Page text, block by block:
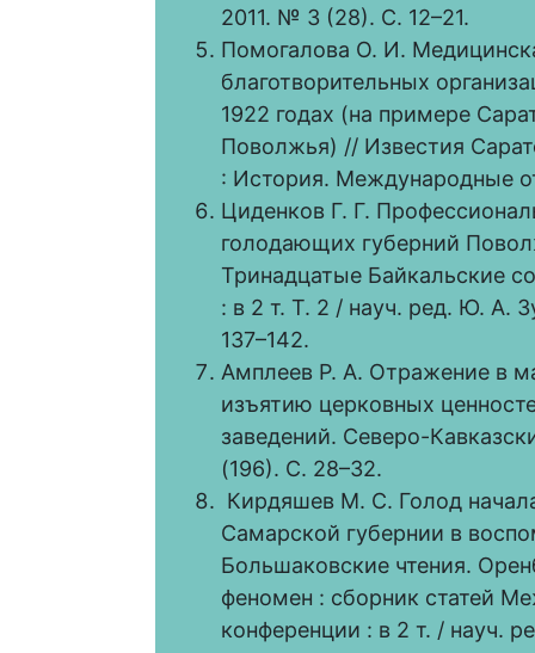
2011. № 3 (28). С. 12–21.
Помогалова О. И.
благотворительных
1922 годах (на примере
Поволжья) // Известия
: История. Международные
Циденков Г. Г.
голодающих губерний
Тринадцатые Байкальские
: в 2 т. Т. 2 / науч. ред. Ю. А.
137–142.
Амплеев Р. А. Отражение в
изъятию церковных
заведений. Северо-
(196). С. 28–32.
Кирдяшев М. С. Голод
Самарской губернии в
Большаковские чтения.
феномен : сборник статей
конференции : в 2 т. / науч.